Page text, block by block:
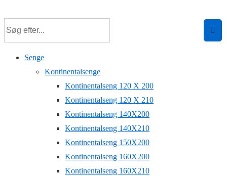
hovedindhold
Senge
Kontinentalsenge
Kontinentalseng 120 X 200
Kontinentalseng 120 X 210
Kontinentalseng 140X200
Kontinentalseng 140X210
Kontinentalseng 150X200
Kontinentalseng 160X200
Kontinentalseng 160X210